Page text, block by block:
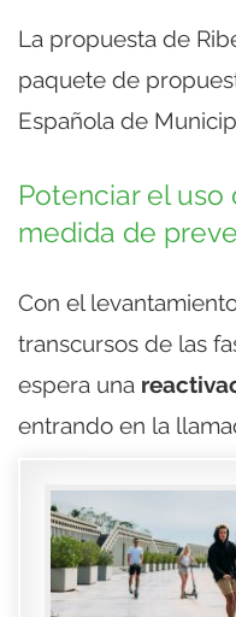
La propuesta de
paquete de
Española de
Potenciar el
medida de
Con el
transcursos de las
espera una
entrando en la